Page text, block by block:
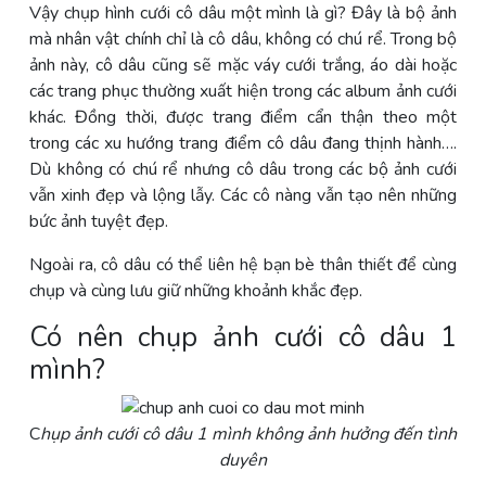
Vậy chụp hình cưới cô dâu một mình là gì? Đây là bộ ảnh
mà nhân vật chính chỉ là cô dâu, không có chú rể. Trong bộ
ảnh này, cô dâu cũng sẽ mặc váy cưới trắng, áo dài hoặc
các trang phục thường xuất hiện trong các album ảnh cưới
khác. Đồng thời, được trang điểm cẩn thận theo một
trong các xu hướng trang điểm cô dâu đang thịnh hành….
Dù không có chú rể nhưng cô dâu trong các bộ ảnh cưới
vẫn xinh đẹp và lộng lẫy. Các cô nàng vẫn tạo nên những
bức ảnh tuyệt đẹp.
Ngoài ra, cô dâu có thể liên hệ bạn bè thân thiết để cùng
chụp và cùng lưu giữ những khoảnh khắc đẹp.
Có nên chụp ảnh cưới cô dâu 1
mình?
Chụp ảnh cưới cô dâu 1 mình không ảnh hưởng đến tình
duyên